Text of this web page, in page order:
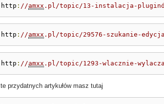
http : //amxx .pl/topic/13-instalacja-
http : //amxx .pl/topic/29576-szukanie-
http : //amxx .pl/topic/1293-wlacznie-
przydatnych artykułów masz tutaj